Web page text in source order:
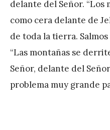
A
P
é
r
delante del Señor.
como cera delante de
de toda la tierra. Salmos
“Las montañas se
Señor, delante del
problema muy grande